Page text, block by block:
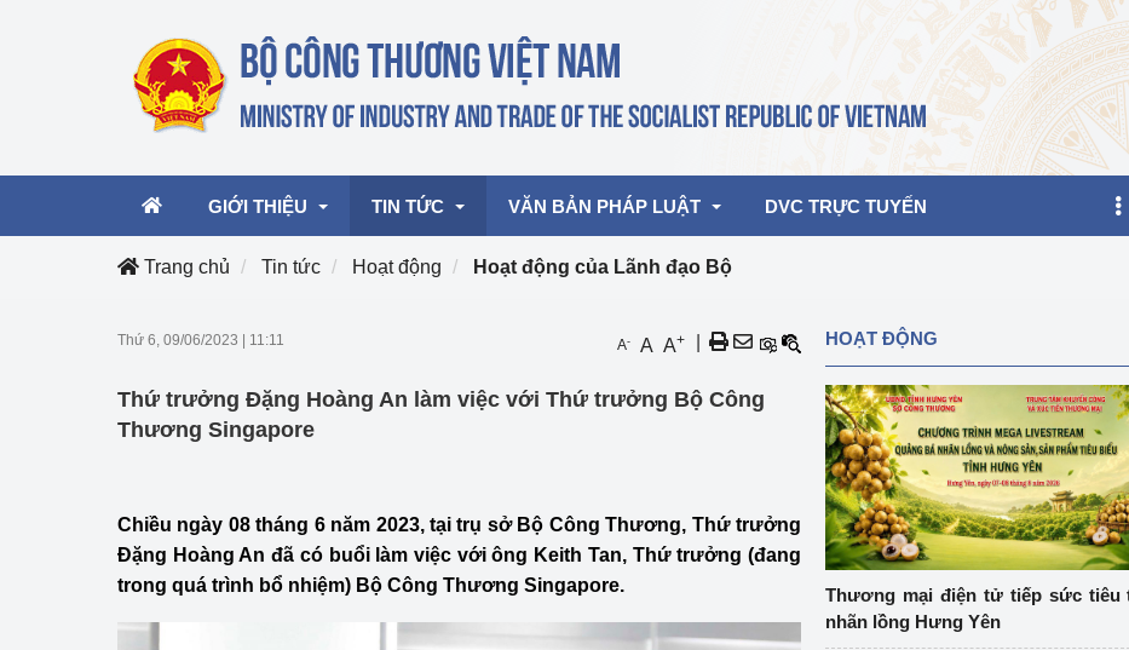
GIỚI THIỆU
Cơ cấu tổ chức
TIN TỨC
Hoạt động của Lãnh đạo Bộ
mại, Dịch vụ Việt Nam 2026
Công Thương - Công luậnHọp báo
VĂN BẢN PHÁP LUẬT DVC TRỰC TUYẾN
Trang chủ Tin tức Hoạt động Hoạt động của Lãnh đạo Bộ
Thứ 6, 09/06/2023 11:11 A- A A+
Thứ trưởng Đặng Hoàng An làm việc với Thứ trưởng Bộ Công
Thương Singapore
Chiều ngày 08 tháng 6 năm 2023, tại trụ sở Bộ Công Thương, Thứ trưởng
Đặng Hoàng An đã có buổi làm việc với ông Keith Tan, Thứ trưởng (đang
trong quá trình bổ nhiệm) Bộ Công Thương Singapore.
HOẠT ĐỘNG
Thương mại điện tử tiếp sức tiêu
nhãn lồng Hưng Yên